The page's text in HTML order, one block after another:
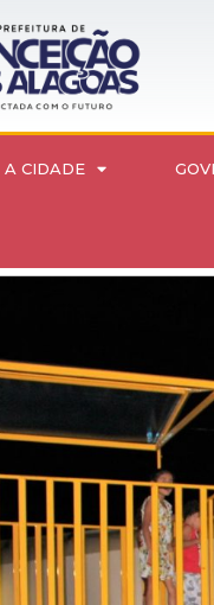
A CIDADE